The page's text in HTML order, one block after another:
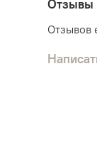
2
1 шарик
Отзывы
Отзывов